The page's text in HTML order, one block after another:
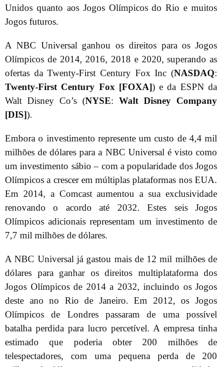
Unidos quanto aos Jogos Olímpicos do Rio e muitos
Jogos futuros.
A NBC Universal ganhou os direitos para os Jogos
Olímpicos de 2014, 2016, 2018 e 2020, superando as
ofertas da Twenty-First Century Fox Inc (NASDAQ:
Twenty-First Century Fox [FOXA]) e da ESPN da
Walt Disney Co’s (NYSE: Walt Disney Company
[DIS]).
Embora o investimento represente um custo de 4,4 mil
milhões de dólares para a NBC Universal é visto como
um investimento sábio – com a popularidade dos Jogos
Olímpicos a crescer em múltiplas plataformas nos EUA.
Em 2014, a Comcast aumentou a sua exclusividade
renovando o acordo até 2032. Estes seis Jogos
Olímpicos adicionais representam um investimento de
7,7 mil milhões de dólares.
A NBC Universal já gastou mais de 12 mil milhões de
dólares para ganhar os direitos multiplataforma dos
Jogos Olímpicos de 2014 a 2032, incluindo os Jogos
deste ano no Rio de Janeiro. Em 2012, os Jogos
Olímpicos de Londres passaram de uma possível
batalha perdida para lucro percetível. A empresa tinha
estimado que poderia obter 200 milhões de
telespectadores, com uma pequena perda de 200